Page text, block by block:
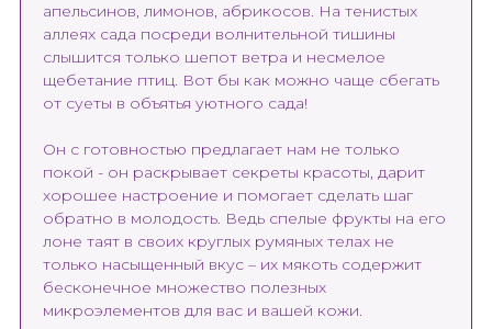
апельсинов, лимонов, абрикосов. На тенистых
аллеях сада посреди волнительной тишины
слышится только шепот ветра и несмелое
щебетание птиц. Вот бы как можно чаще сбегать
от суеты в объятья уютного сада!
Он с готовностью предлагает нам не только
покой - он раскрывает секреты красоты, дарит
хорошее настроение и помогает сделать шаг
обратно в молодость. Ведь спелые фрукты на его
лоне таят в своих круглых румяных телах не
только насыщенный вкус – их мякоть содержит
бесконечное множество полезных
микроэлементов для вас и вашей кожи.